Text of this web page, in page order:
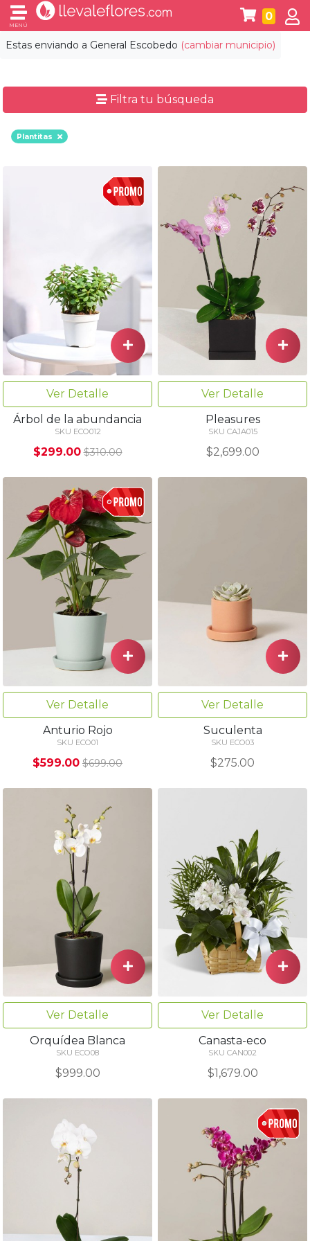
Estas enviando a General Escobedo (cambiar municipio)
MENÚ
0
Filtra tu búsqueda
Plantitas
Ver Detalle
Árbol de la abundancia
SKU ECO012
$299.00 $310.00
Ver Detalle
Pleasures
SKU CAJA015
$2,699.00
Ver Detalle
Anturio Rojo
SKU ECO01
$599.00 $699.00
Ver Detalle
Suculenta
SKU ECO03
$275.00
Ver Detalle
Orquídea Blanca
SKU ECO08
$999.00
Ver Detalle
Canasta-eco
SKU CAN002
$1,679.00